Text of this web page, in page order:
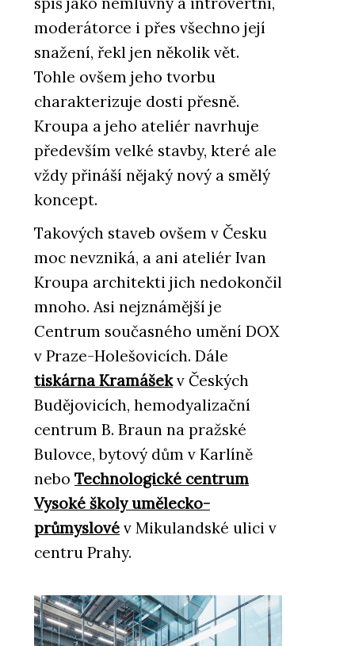
moderátorce i přes všechno její
snažení, řekl jen několik vět.
Tohle ovšem jeho tvorbu
charakterizuje dosti přesně.
Kroupa a jeho ateliér navrhuje
především velké stavby, které ale
vždy přináší nějaký nový a smělý
koncept.
Takových staveb ovšem v Česku
moc nevzniká, a ani ateliér Ivan
Kroupa architekti jich nedokončil
mnoho. Asi nejznámější je
Centrum současného umění DOX
v Praze-Holešovicích. Dále
tiskárna Kramášekv Českých
Budějovicích, hemodyalizační
centrum B. Braun na pražské
Bulovce, bytový dům v Karlíně
nebo Technologické centrum
Vysoké školy umělecko-
průmyslové v Mikulandské ulici v
centru Prahy.